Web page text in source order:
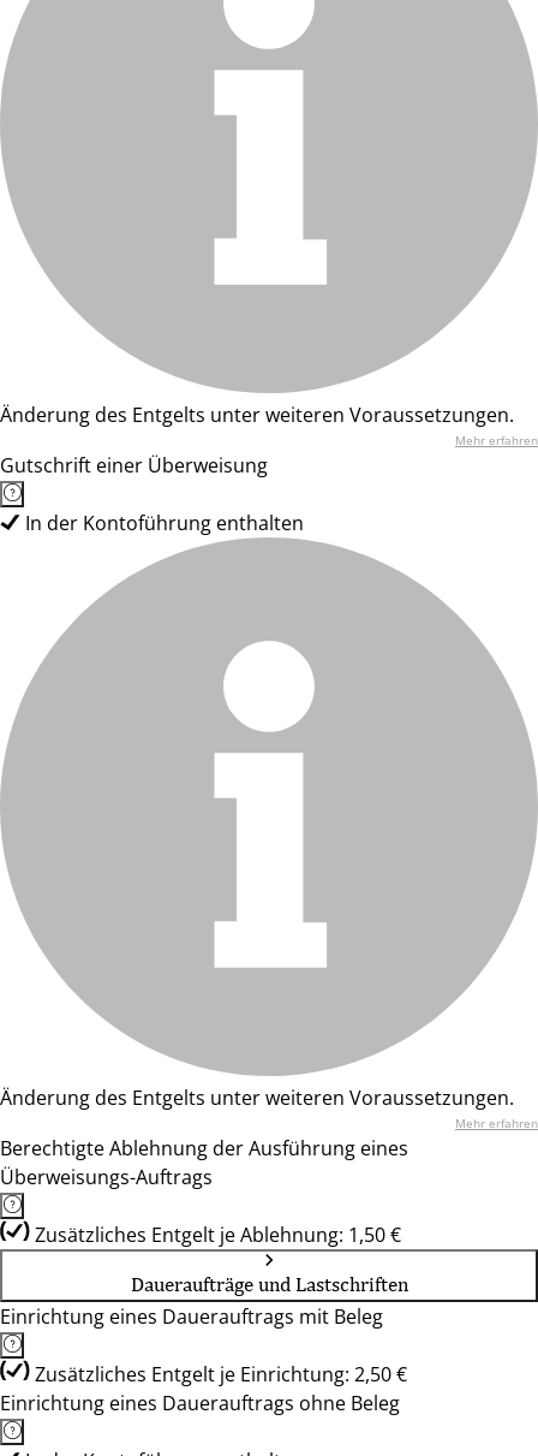
Änderung des Entgelts unter weiteren Voraussetzungen.
Mehr erfahren
Gutschrift einer Überweisung
In der Kontoführung enthalten
Änderung des Entgelts unter weiteren Voraussetzungen.
Mehr erfahren
Berechtigte Ablehnung der Ausführung eines
Überweisungs-Auftrags
Zusätzliches Entgelt je Ablehnung: 1,50 €
Daueraufträge und Lastschriften
Einrichtung eines Dauerauftrags mit Beleg
Zusätzliches Entgelt je Einrichtung: 2,50 €
Einrichtung eines Dauerauftrags ohne Beleg